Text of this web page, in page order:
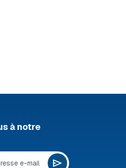
à notre